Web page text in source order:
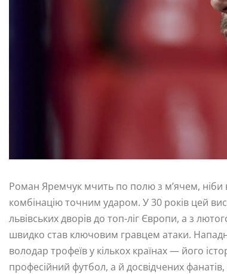
Роман Яремчук мчить по полю з м’ячем, ніби
комбінацію точним ударом. У 30 років цей
львівських дворів до топ-ліг Європи, а з
швидко став ключовим гравцем атаки.
володар трофеїв у кількох країнах — його
професійний футбол, а й досвідчених